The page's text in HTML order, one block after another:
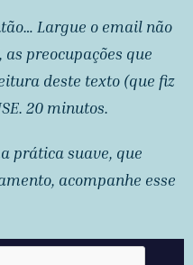
Largue o email não
preocupações que
deste texto (que fiz
20 minutos.
prática suave, que
acompanhe esse